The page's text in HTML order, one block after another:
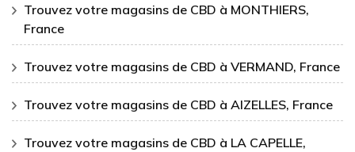
Trouvez votre magasins de CBD à MONTHIERS,
France
Trouvez votre magasins de CBD à VERMAND, France
Trouvez votre magasins de CBD à AIZELLES, France
Trouvez votre magasins de CBD à LA CAPELLE,